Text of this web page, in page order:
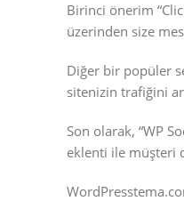
Birinci önerim
üzerinden size
Diğer bir popüler
sitenizin trafiğini
Son olarak, “WP
eklenti ile müşteri